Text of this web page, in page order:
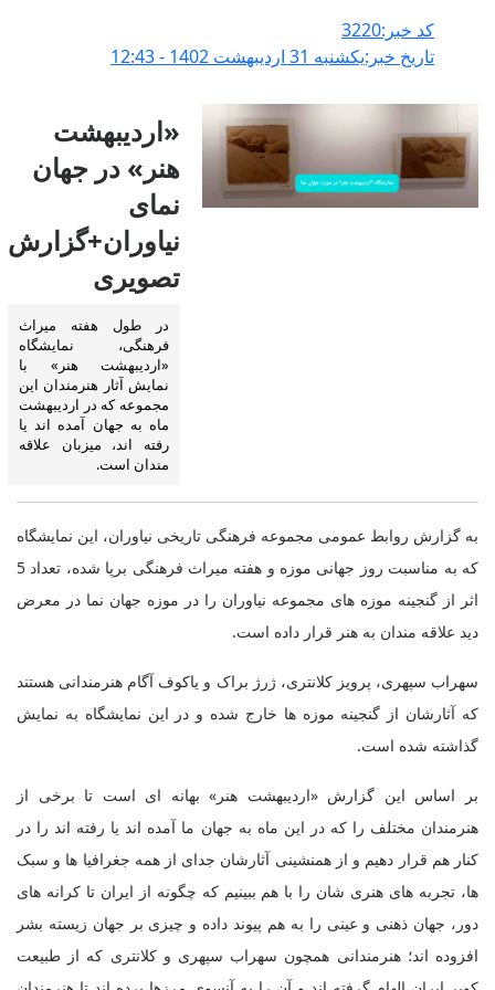
کد خبر:3220
تاریخ خبر:يکشنبه 31 ارديبهشت 1402 - 12:43
«اردیبهشت
هنر» در جهان
نمای
نیاوران+گزارش
تصویری
در طول هفته میراث
فرهنگی، نمایشگاه
«اردیبهشت هنر» با
نمایش آثار هنرمندان این
مجموعه که در اردیبهشت
ماه به جهان آمده اند یا
رفته اند، میزبان علاقه
مندان است.
به گزارش روابط عمومی مجموعه فرهنگی تاریخی نیاوران، این نمایشگاه
که به مناسبت روز جهانی موزه و هفته میراث فرهنگی برپا شده، تعداد 5
اثر از گنجینه موزه های مجموعه نیاوران را در موزه جهان نما در معرض
دید علاقه مندان به هنر قرار داده است.
سهراب سپهری، پرویز کلانتری، ژرژ براک و یاکوف آگام هنرمندانی هستند
که آثارشان از گنجینه موزه ها خارج شده و در این نمایشگاه به نمایش
گذاشته شده است.
بر اساس این گزارش «اردیبهشت هنر» بهانه ای است تا برخی از
هنرمندان مختلف را که در این ماه به جهان ما آمده اند یا رفته اند را در
کنار هم قرار دهیم و از همنشینی آثارشان جدای از همه جغرافیا ها و سبک
ها، تجربه های هنری شان را با هم ببینیم که چگونه از ایران تا کرانه های
دور، جهان ذهنی و عینی را به هم پیوند داده و چیزی بر جهان زیسته بشر
افزوده اند؛ هنرمندانی همچون سهراب سپهری و کلانتری که از طبیعت